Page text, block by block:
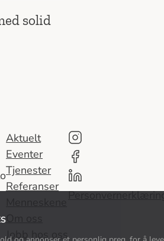
solid
Aktuelt
Eventer
Tjenester
Referanser
Jobb hos oss